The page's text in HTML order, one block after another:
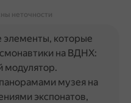
неточности
элементы, которые
на ВДНХ:
модулятор.
музея на
экспонатов,